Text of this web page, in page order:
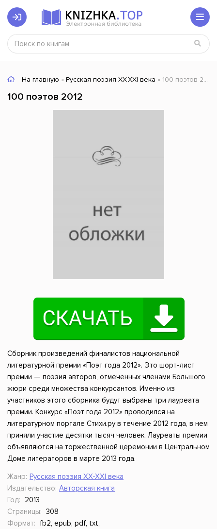
На главную » Русская поэзия XX-XXI века » 100 поэтов 2012
100 поэтов 2012
Сборник произведений финалистов национальной
литературной премии «Поэт года 2012». Это шорт-лист
премии — поэзия авторов, отмеченных членами Большого
жюри среди множества конкурсантов. Именно из
участников этого сборника будут выбраны три лауреата
премии. Конкурс «Поэт года 2012» проводился на
литературном портале Стихи.ру в течение 2012 года, в нем
приняли участие десятки тысяч человек. Лауреаты премии
объявляются на торжественной церемонии в Центральном
Доме литераторов в марте 2013 года.
Жанр: Русская поэзия XX-XXI века
Издательство: Авторская книга
Год:
2013
Страницы: 308
Формат:
fb2, epub, pdf, txt,